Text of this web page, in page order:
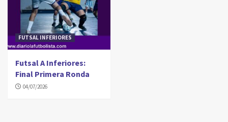
FUTSAL INFERIORES
Futsal A Inferiores:
Final Primera Ronda
04/07/2026